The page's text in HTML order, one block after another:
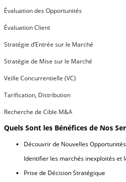
Évaluation des Opportunités
Évaluation Client
Stratégie d’Entrée sur le Marché
Stratégie de Mise sur le Marché
Veille Concurrentielle (VC)
Tarification, Distribution
Recherche de Cible M&A
Quels Sont les Bénéfices de Nos
Découvrir de Nouvelles Opportunités
Identifier les marchés inexploités et
Prise de Décision Stratégique